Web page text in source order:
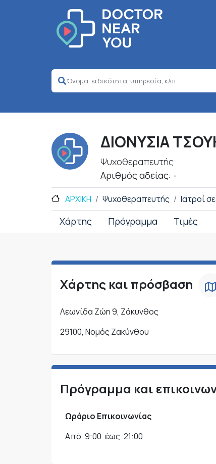
ΔΙΟΝΥΣΙΑ
Ψυχοθεραπευτής
Αριθμός αδείας: -
ΑΡΧΙΚΗ Ψυχοθεραπευτής Ιατροί
Χάρτης Πρόγραμμα Τιμές
Χάρτης και πρόσβαση
Λεωνίδα Ζώη 9, Ζάκυνθος
29100, Νομός Ζακύνθου
Πρόγραμμα και
Ωράριο Επικοινωνίας
Από 9:00 έως 21:00